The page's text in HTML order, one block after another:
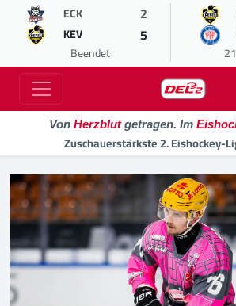
ECK 2
KEV 5
Beendet
Von Herzblutgetragen. Im
Zuschauerstärkste 2. Eishockey-